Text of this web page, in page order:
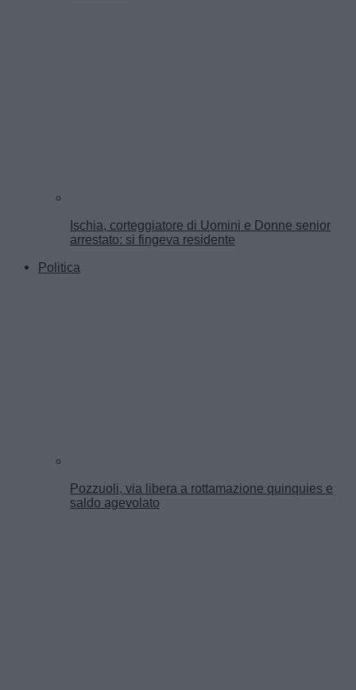
Ischia, corteggiatore di Uomini e Donne senior
arrestato: si fingeva residente
Politica
Pozzuoli, via libera a rottamazione quinquies e
saldo agevolato